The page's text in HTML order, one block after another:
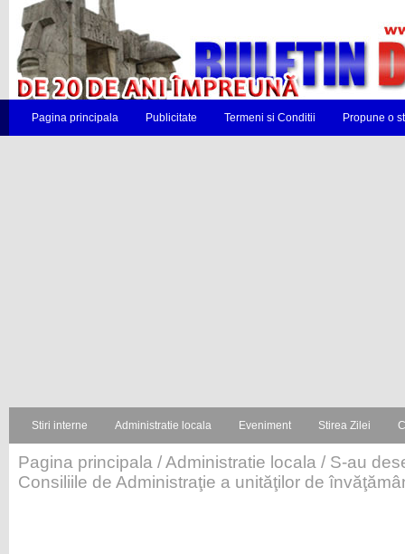
Pagina principala Publicitate Termeni si Conditii Propune o
Stiri interne Administratie locala Eveniment Stirea Zilei
Pagina principala /Administratie locala / S-au
Consiliile de Administraţie a unităţilor de